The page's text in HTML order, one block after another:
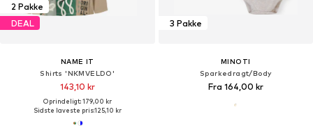
2 Pakke
DEAL
NAME IT
Shirts 'NKMVELDO'
143,10 kr
Oprindeligt: 179,00 kr
Sidste laveste pris:125,10 kr
3 Pakke
MINOTI
Sparkedragt/Body
Fra 164,00 kr